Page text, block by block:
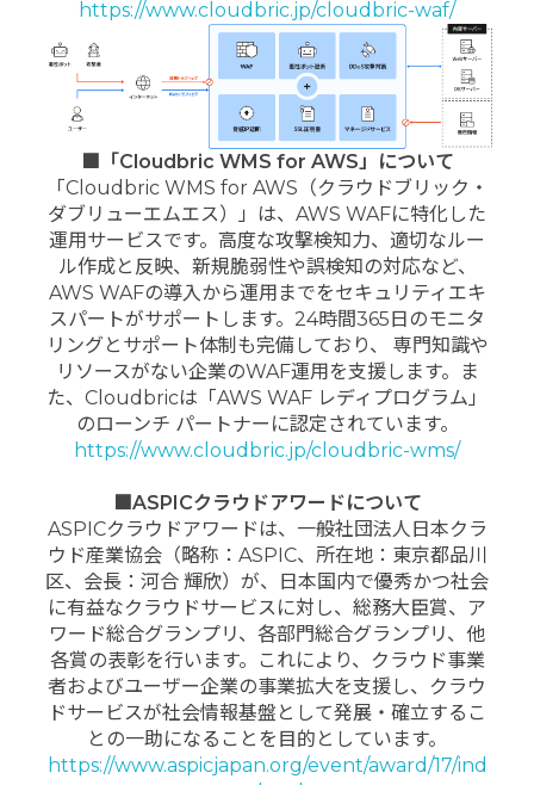
https://www.cloudbric.jp/cloudbric-waf/
■「Cloudbric WMS for AWS」について
「Cloudbric WMS for AWS（クラウドブリック・
ダブリューエムエス）」は、AWS WAFに特化した
運用サービスです。高度な攻撃検知力、適切なルー
ル作成と反映、新規脆弱性や誤検知の対応など、
AWS WAFの導入から運用までをセキュリティエキ
スパートがサポートします。24時間365日のモニタ
リングとサポート体制も完備しており、 専門知識や
リソースがない企業のWAF運用を支援します。ま
た、Cloudbricは「AWS WAF レディプログラム」
のローンチ パートナーに認定されています。
https://www.cloudbric.jp/cloudbric-wms/
■ASPICクラウドアワードについて
ASPICクラウドアワードは、一般社団法人日本クラ
ウド産業協会（略称：ASPIC、所在地：東京都品川
区、会長：河合 輝欣）が、日本国内で優秀かつ社会
に有益なクラウドサービスに対し、総務大臣賞、ア
ワード総合グランプリ、各部門総合グランプリ、他
各賞の表彰を行います。これにより、クラウド事業
者およびユーザー企業の事業拡大を支援し、クラウ
ドサービスが社会情報基盤として発展・確立するこ
との一助になることを目的としています。
https://www.aspicjapan.org/event/award/17/ind